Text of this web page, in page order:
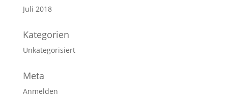
Juli 2018
Kategorien
Unkategorisiert
Meta
Anmelden